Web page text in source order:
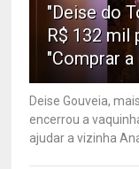
"Deise do
R$ 132 mil
"Comprar a
Deise Gouveia,
encerrou a
ajudar a vizinha Ana